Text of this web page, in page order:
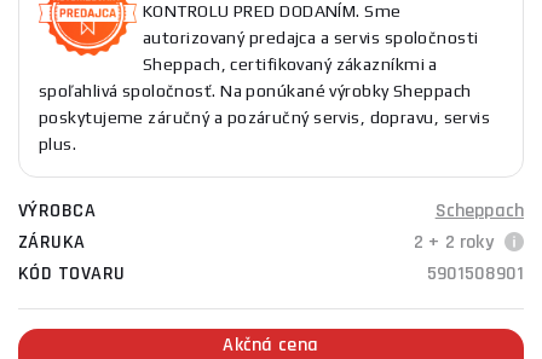
KONTROLU PRED DODANÍM. Sme
autorizovaný predajca a servis spoločnosti
Sheppach, certifikovaný zákazníkmi a
spoľahlivá spoločnosť. Na ponúkané výrobky Sheppach
poskytujeme záručný a pozáručný servis, dopravu, servis
plus.
VÝROBCA
Scheppach
ZÁRUKA
2 + 2 roky
KÓD TOVARU
5901508901
Akčná cena